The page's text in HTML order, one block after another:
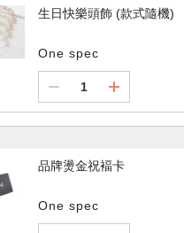
生日快樂頭飾 (款式隨機)
One spec
品牌燙金祝褔卡
One spec